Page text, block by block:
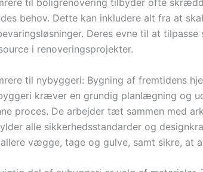
behov. Dette kan inkludere alt fra at
Deres evne til at
i renoveringsprojekter.
til nybyggeri: Bygning af fremtidens
kræver en grundig planlægning og
proces. De arbejder tæt sammen med
alle sikkerhedsstandarder og
vægge, tage og gulve, samt sikre, at